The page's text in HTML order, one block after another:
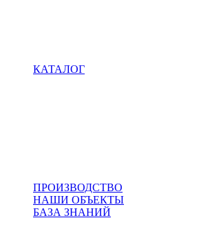
КАТАЛОГ
ПРОИЗВОДСТВО
НАШИ ОБЪЕКТЫ
БАЗА ЗНАНИЙ